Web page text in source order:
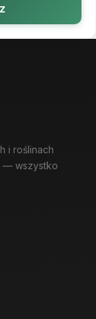
i roślinach
— wszystko